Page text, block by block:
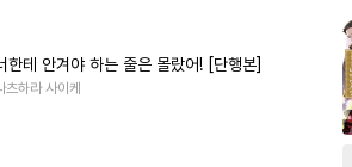
한테 안겨야 하는 줄은 몰랐어! [단행본]
츠하라 사이케